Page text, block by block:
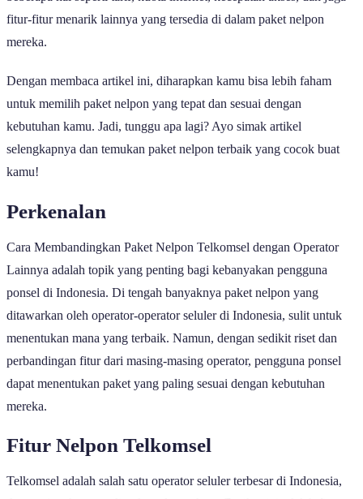
fitur-fitur menarik lainnya yang tersedia di dalam paket nelpon
mereka.
Dengan membaca artikel ini, diharapkan kamu bisa lebih faham
untuk memilih paket nelpon yang tepat dan sesuai dengan
kebutuhan kamu. Jadi, tunggu apa lagi? Ayo simak artikel
selengkapnya dan temukan paket nelpon terbaik yang cocok buat
kamu!
Perkenalan
Cara Membandingkan Paket Nelpon Telkomsel dengan Operator
Lainnya adalah topik yang penting bagi kebanyakan pengguna
ponsel di Indonesia. Di tengah banyaknya paket nelpon yang
ditawarkan oleh operator-operator seluler di Indonesia, sulit untuk
menentukan mana yang terbaik. Namun, dengan sedikit riset dan
perbandingan fitur dari masing-masing operator, pengguna ponsel
dapat menentukan paket yang paling sesuai dengan kebutuhan
mereka.
Fitur Nelpon Telkomsel
Telkomsel adalah salah satu operator seluler terbesar di Indonesia,